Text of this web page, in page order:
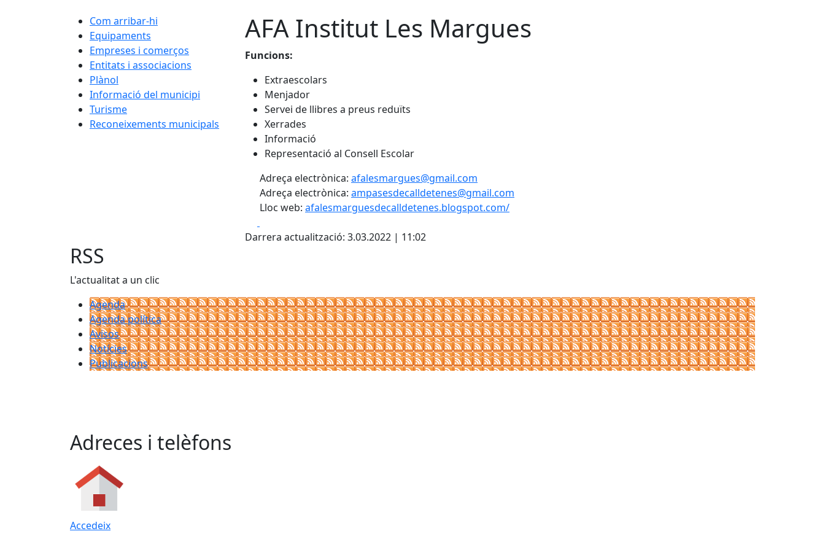
Com arribar-hi
Equipaments
Empreses i comerços
Entitats i associacions
Plànol
Informació del municipi
Turisme
Reconeixements municipals
AFA Institut Les Margues
Funcions:
Extraescolars
Menjador
Servei de llibres a preus reduïts
Xerrades
Informació
Representació al Consell Escolar
Adreça electrònica: afalesmargues@gmail.com
Adreça electrònica: ampasesdecalldetenes@gmail.com
Lloc web: afalesmarguesdecalldetenes.blogspot.com/
Darrera actualització: 3.03.2022 | 11:02
RSS
L'actualitat a un clic
Agenda
Agenda política
Avisos
Notícies
Publicacions
Adreces i telèfons
Accedeix